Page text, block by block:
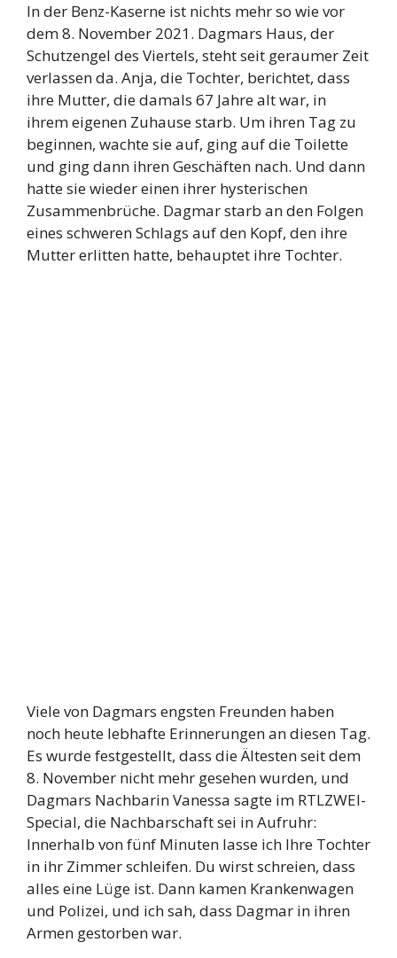
In der Benz-Kaserne ist nichts mehr so ​​wie vor
dem 8. November 2021. Dagmars Haus, der
Schutzengel des Viertels, steht seit geraumer Zeit
verlassen da. Anja, die Tochter, berichtet, dass
ihre Mutter, die damals 67 Jahre alt war, in
ihrem eigenen Zuhause starb. Um ihren Tag zu
beginnen, wachte sie auf, ging auf die Toilette
und ging dann ihren Geschäften nach. Und dann
hatte sie wieder einen ihrer hysterischen
Zusammenbrüche. Dagmar starb an den Folgen
eines schweren Schlags auf den Kopf, den ihre
Mutter erlitten hatte, behauptet ihre Tochter.
Viele von Dagmars engsten Freunden haben
noch heute lebhafte Erinnerungen an diesen Tag.
Es wurde festgestellt, dass die Ältesten seit dem
8. November nicht mehr gesehen wurden, und
Dagmars Nachbarin Vanessa sagte im RTLZWEI-
Special, die Nachbarschaft sei in Aufruhr:
Innerhalb von fünf Minuten lasse ich Ihre Tochter
in ihr Zimmer schleifen. Du wirst schreien, dass
alles eine Lüge ist. Dann kamen Krankenwagen
und Polizei, und ich sah, dass Dagmar in ihren
Armen gestorben war.